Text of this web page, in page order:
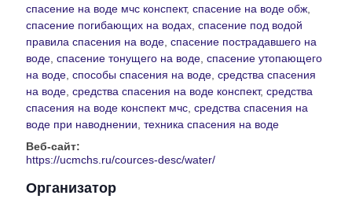
спасение на воде мчс конспект,спасение на воде обж,
спасение погибающих на водах,спасение под водой
правила спасения на воде,спасение пострадавшего на
воде,спасение тонущего на воде,спасение утопающего
на воде,способы спасения на воде,средства спасения
на воде,средства спасения на воде конспект,средства
спасения на воде конспект мчс,средства спасения на
воде при наводнении,техника спасения на воде
Веб-сайт:
https://ucmchs.ru/cources-desc/water/
Организатор